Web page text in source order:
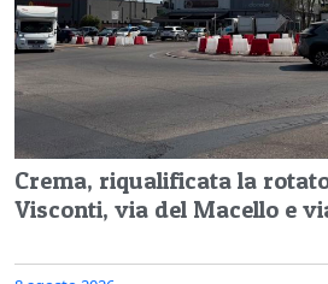
Crema, riqualificata la
Visconti, via del Macello e